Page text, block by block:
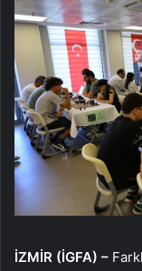
İZMİR (İGFA) –